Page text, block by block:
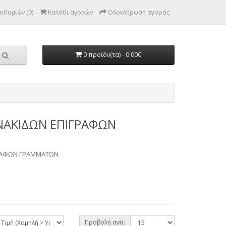
(0) Καλάθι αγορών Ολοκλήρωση αγοράς
0 προϊόν(τα) - 0.00€
ΕΠΙΓΡΑΦΩΝ
ΓΡΑΜΜΑΤΩΝ
Προβολή ανά: